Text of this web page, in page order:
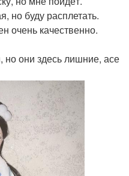
но буду расплетать.
очень качественно.
но они здесь лишние, асе